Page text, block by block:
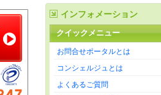
インフォメーション
クイックメニュー
お問合せポータルとは
コンシェルジュとは
よくあるご質問